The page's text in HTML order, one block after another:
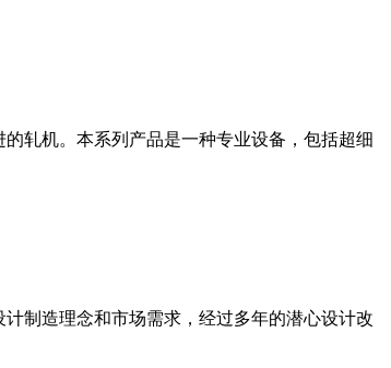
轧机。本系列产品是一种专业设备，包括超细
制造理念和市场需求，经过多年的潜心设计改